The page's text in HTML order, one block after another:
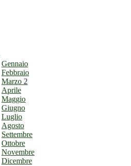
Gennaio
Febbraio
Marzo 2
Aprile
Maggio
Giugno
Luglio
Agosto
Settembre
Ottobre
Novembre
Dicembre